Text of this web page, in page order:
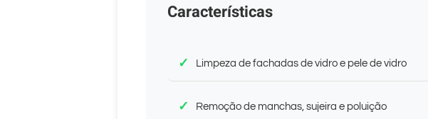
Características
Limpeza de fachadas de vidro e pele de vidro
Remoção de manchas, sujeira e poluição